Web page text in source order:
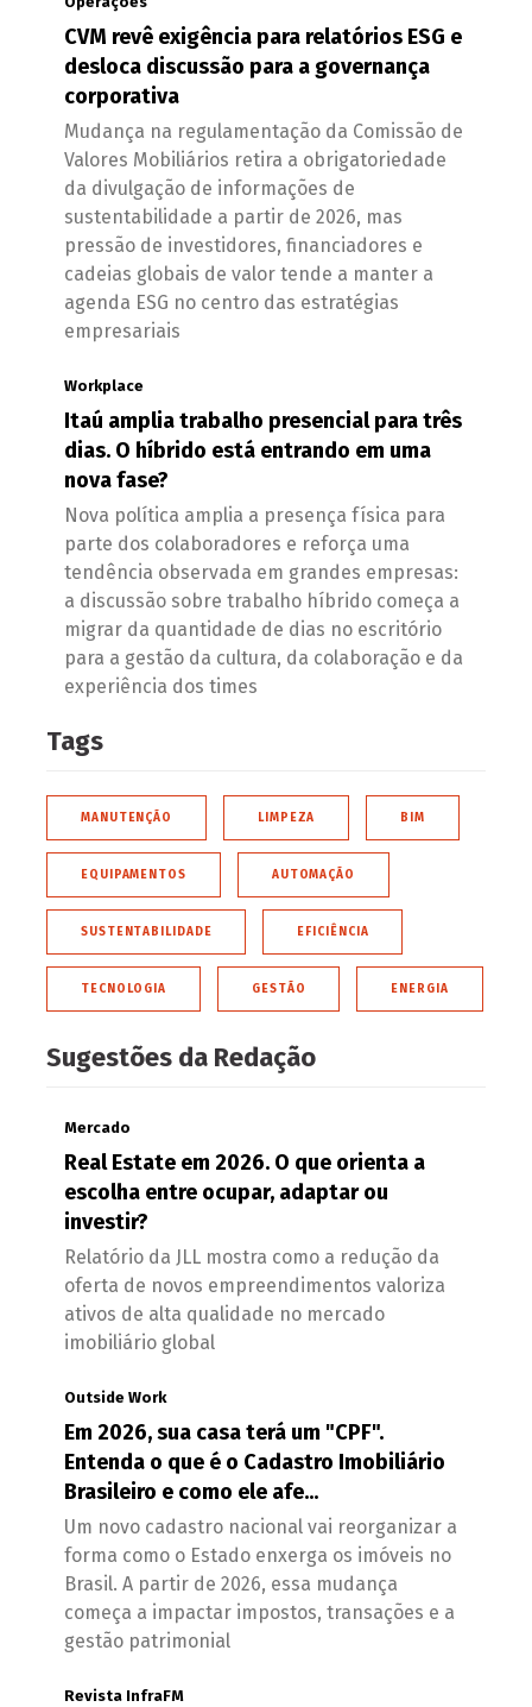
CVM revê exigência para relatórios ESG e
desloca discussão para a governança
corporativa
Mudança na regulamentação da Comissão de
Valores Mobiliários retira a obrigatoriedade
da divulgação de informações de
sustentabilidade a partir de 2026, mas
pressão de investidores, financiadores e
cadeias globais de valor tende a manter a
agenda ESG no centro das estratégias
empresariais
Workplace
Itaú amplia trabalho presencial para três
dias. O híbrido está entrando em uma
nova fase?
Nova política amplia a presença física para
parte dos colaboradores e reforça uma
tendência observada em grandes empresas:
a discussão sobre trabalho híbrido começa a
migrar da quantidade de dias no escritório
para a gestão da cultura, da colaboração e da
experiência dos times
Tags
MANUTENÇÃO LIMPEZA BIM
EQUIPAMENTOS AUTOMAÇÃO
SUSTENTABILIDADE EFICIÊNCIA
TECNOLOGIA GESTÃO ENERGIA
Sugestões da Redação
Mercado
Real Estate em 2026. O que orienta a
escolha entre ocupar, adaptar ou
investir?
Relatório da JLL mostra como a redução da
oferta de novos empreendimentos valoriza
ativos de alta qualidade no mercado
imobiliário global
Outside Work
Em 2026, sua casa terá um "CPF".
Entenda o que é o Cadastro Imobiliário
Brasileiro e como ele afe...
Um novo cadastro nacional vai reorganizar a
forma como o Estado enxerga os imóveis no
Brasil. A partir de 2026, essa mudança
começa a impactar impostos, transações e a
gestão patrimonial
Revista InfraFM